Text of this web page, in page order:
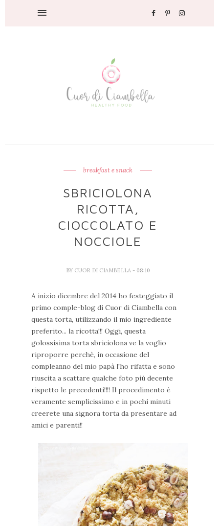
breakfast e snack
SBRICIOLONA
RICOTTA,
CIOCCOLATO E
NOCCIOLE
BY CUOR DI CIAMBELLA - 08:10
A inizio dicembre del 2014 ho festeggiato il
primo comple-blog di Cuor di Ciambella con
questa torta, utilizzando il mio ingrediente
preferito... la ricotta!!! Oggi, questa
golossisima torta sbriciolona ve la voglio
riproporre perchè, in occasione del
compleanno del mio papà l'ho rifatta e sono
riuscita a scattare qualche foto più decente
rispetto le precedenti!!!! Il procedimento è
veramente semplicissimo e in pochi minuti
creerete una signora torta da presentare ad
amici e parenti!!